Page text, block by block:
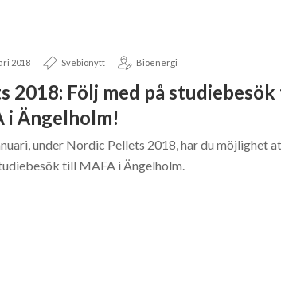
2018 Svebionytt Bioenergi
2018: Följ med på
i Ängelholm!
under Nordic Pellets 2018, har du möjlighet
till MAFA i Ängelholm.